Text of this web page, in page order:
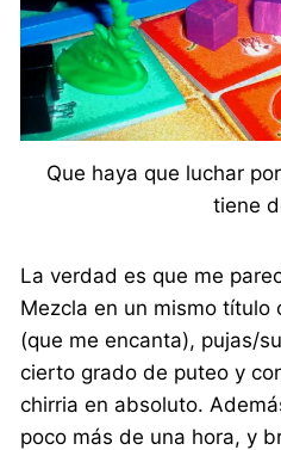
Que haya que luchar
tiene
La verdad es que me
Mezcla en un mismo título
(que me encanta), pujas/
cierto grado de puteo y
chirria en absoluto.
poco más de una hora, y